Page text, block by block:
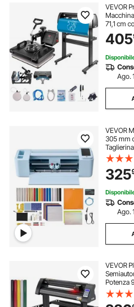
taglia pomodori acciaio
taglia pomodoro acciaio
plotter taglio vinilo plotter
vinile per plotter da taglio
VEVOR
71,1 cm
29 x 38
con
405
Ago.
VEVOR
305 mm
Taglio
Accessori
325
Ago.
VEVOR
Potenza
Vinile
LED per